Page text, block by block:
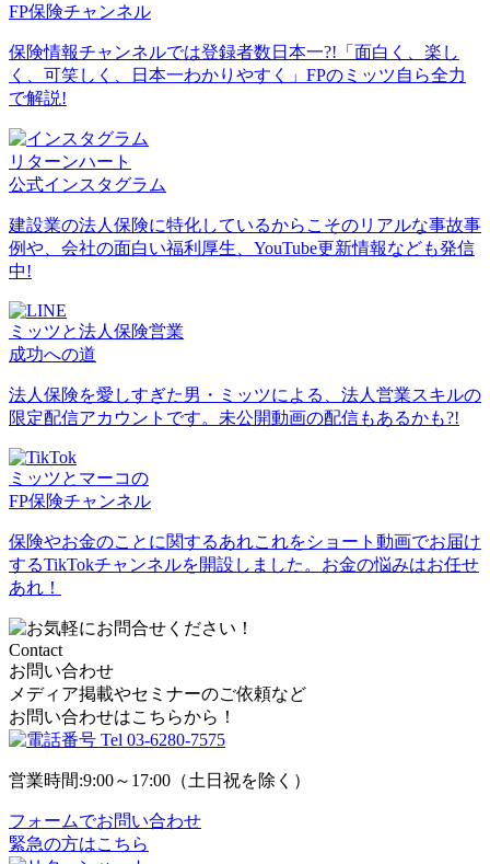
FP保険チャンネル
保険情報チャンネルでは登録者数日本一?!「面白く、楽し
く、可笑しく、日本一わかりやすく」FPのミッツ自ら全力
で解説!
リターンハート
公式インスタグラム
建設業の法人保険に特化しているからこそのリアルな事故事
例や、会社の面白い福利厚生、YouTube更新情報なども発信
中!
ミッツと法人保険営業
成功への道
法人保険を愛しすぎた男・ミッツによる、法人営業スキルの
限定配信アカウントです。未公開動画の配信もあるかも?!
ミッツとマーコの
FP保険チャンネル
保険やお金のことに関するあれこれをショート動画でお届け
するTikTokチャンネルを開設しました。お金の悩みはお任せ
あれ！
Contact
お問い合わせ
メディア掲載やセミナーのご依頼など
お問い合わせはこちらから！
Tel 03-6280-7575
営業時間:9:00～17:00（土日祝を除く）
フォームでお問い合わせ
緊急の方はこちら